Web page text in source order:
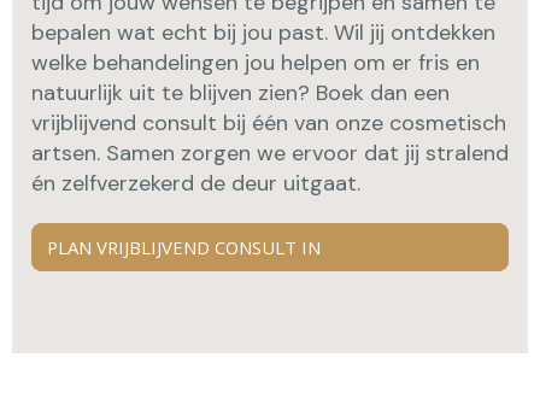
bepalen wat echt bij jou past. Wil jij ontdekken
welke behandelingen jou helpen om er fris en
natuurlijk uit te blijven zien? Boek dan een
vrijblijvend consult bij één van onze cosmetisch
artsen. Samen zorgen we ervoor dat jij stralend
én zelfverzekerd de deur uitgaat.
PLAN VRIJBLIJVEND CONSULT IN